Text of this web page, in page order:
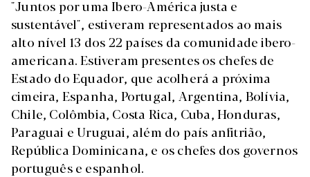
"Juntos por uma Ibero-América justa e
sustentável", estiveram representados ao mais
alto nível 13 dos 22 países da comunidade ibero-
americana. Estiveram presentes os chefes de
Estado do Equador, que acolherá a próxima
cimeira, Espanha, Portugal, Argentina, Bolívia,
Chile, Colômbia, Costa Rica, Cuba, Honduras,
Paraguai e Uruguai, além do país anfitrião,
República Dominicana, e os chefes dos governos
português e espanhol.